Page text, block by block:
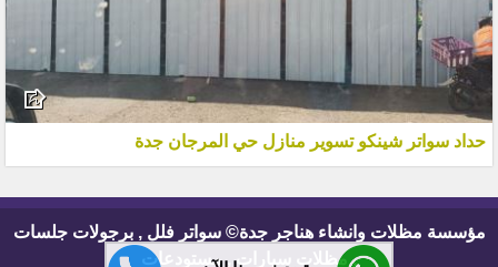
حداد سواتر شينكو تسوير منازل حي المرجان جدة
مؤسسة مظلات وانشاء هناجر جدة© سواتر فلل , برجولات جلسات
, مظلات سيارات , مستودعات